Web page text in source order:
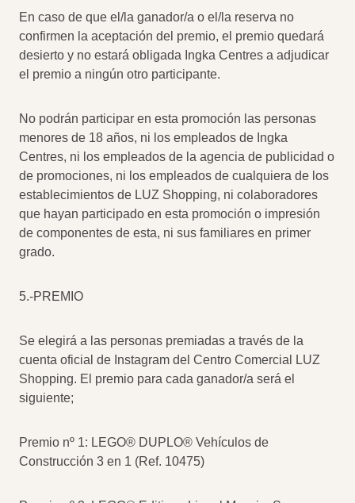
En caso de que el/la ganador/a o el/la reserva no
confirmen la aceptación del premio, el premio quedará
desierto y no estará obligada Ingka Centres a adjudicar
el premio a ningún otro participante.
No podrán participar en esta promoción las personas
menores de 18 años, ni los empleados de Ingka
Centres, ni los empleados de la agencia de publicidad o
de promociones, ni los empleados de cualquiera de los
establecimientos de LUZ Shopping, ni colaboradores
que hayan participado en esta promoción o impresión
de componentes de esta, ni sus familiares en primer
grado.
5.-PREMIO
Se elegirá a las personas premiadas a través de la
cuenta oficial de Instagram del Centro Comercial LUZ
Shopping. El premio para cada ganador/a será el
siguiente;
Premio nº 1: LEGO® DUPLO® Vehículos de
Construcción 3 en 1 (Ref. 10475)